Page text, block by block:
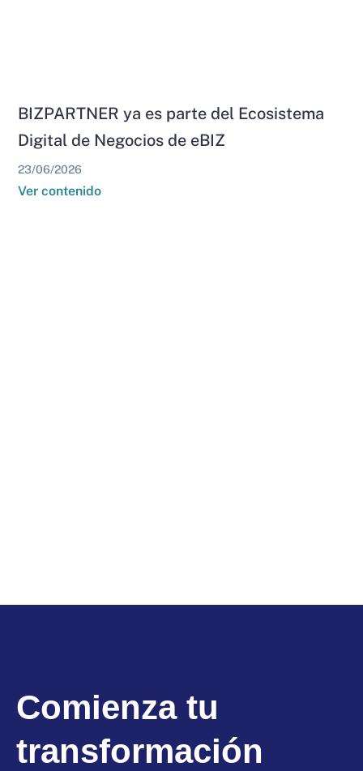
BIZPARTNER ya es parte del Ecosistema
Digital de Negocios de eBIZ
23/06/2026
Ver contenido
Comienza tu
transformación